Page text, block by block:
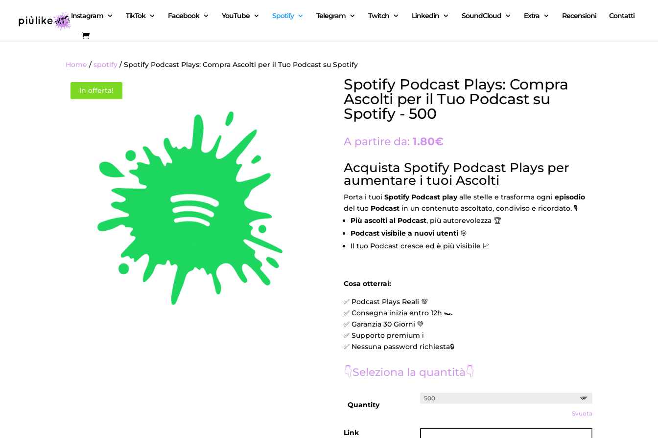
Instagram TikTok Facebook YouTube Spotify Telegram Twitch Linkedin SoundCloud Extra Recensioni Contatti
Home /spotify / Spotify Podcast Plays: Compra Ascolti per il Tuo Podcast su Spotify
In offerta!
Spotify Podcast Plays: Compra
Ascolti per il Tuo Podcast su
Spotify - 500
A partire da: 1.80€
Acquista Spotify Podcast Plays per
aumentare i tuoi Ascolti
Porta i tuoi Spotify Podcast playalle stelle e trasforma ogni episodio
del tuo Podcastin un contenuto ascoltato, condiviso e ricordato. 🎙️
Più ascolti al Podcast, più autorevolezza 🏆
Podcast visibile a nuovi utenti🎯
Il tuo Podcast cresce ed è più visibile 📈
Cosa otterrai:
✅ Podcast Plays Reali 💯
✅ Consegna inizia entro 12h 🏎️
✅ Garanzia 30 Giorni 💚
✅ Supporto premium ℹ️
✅ Nessuna password richiesta🔒
👇Seleziona la quantità👇
Quantity
Svuota
Link